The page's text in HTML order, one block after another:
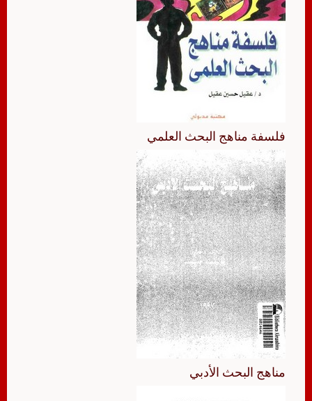
فلسفة مناهج البحث العلمي
مناهج البحث الأدبي